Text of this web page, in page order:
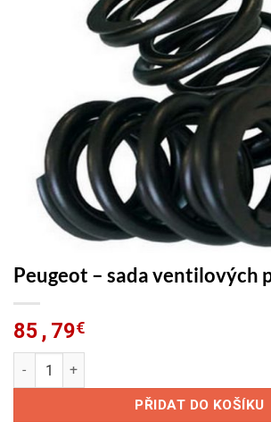
Peugeot – sada ventilových
85,79€
Peugeot - sada ventilových pružin (8)
PŘIDAT DO KOŠÍKU